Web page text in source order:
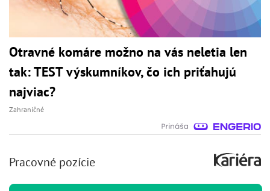
Otravné komáre možno na vás neletia len
tak: TEST výskumníkov, čo ich priťahujú
najviac?
Zahraničné
Pracovné pozície